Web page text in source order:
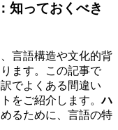
知っておくべき
言語構造や文化的背
ます。この記事で
でよくある間違い
をご紹介します。ハ
るために、言語の特